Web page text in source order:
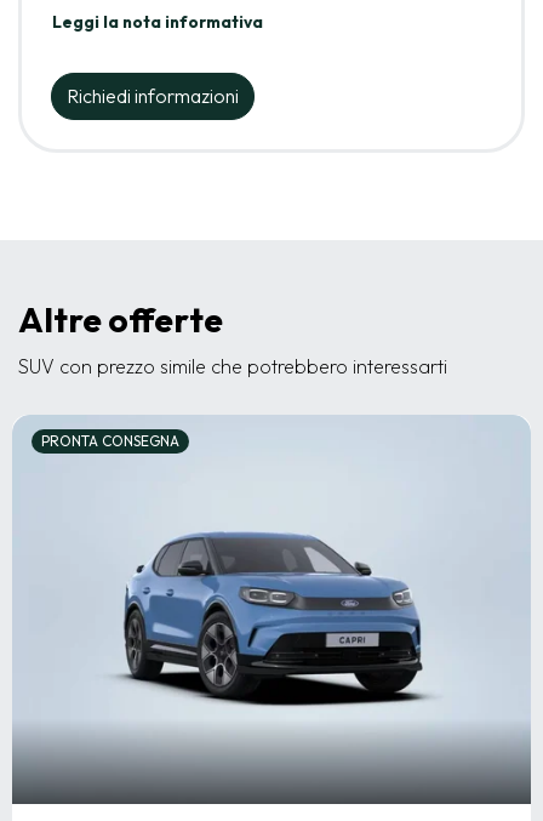
Leggi la nota informativa
Richiedi informazioni
Altre offerte
SUV con prezzo simile che potrebbero interessarti
PRONTA CONSEGNA